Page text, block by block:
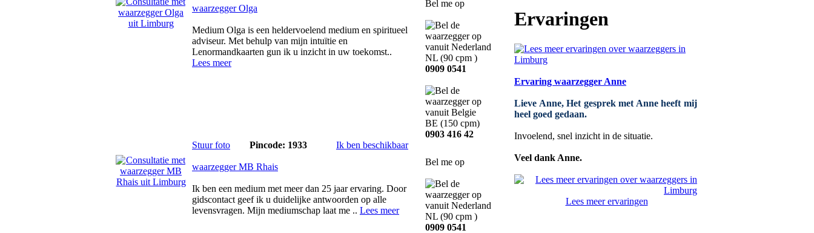
waarzegger Olga
Medium Olga is een heldervoelend medium en spiritueel
adviseur. Met behulp van mijn intuïtie en
Lenormandkaarten gun ik u inzicht in uw toekomst..
Lees meer
Bel me op
NL (90 cpm )
0909 0541
BE (150 cpm)
0903 416 42
Stuur foto
Pincode: 1933 Ik ben beschikbaar
waarzegger MB Rhais
Ik ben een medium met meer dan 25 jaar ervaring. Door
gidscontact geef ik u duidelijke antwoorden op alle
levensvragen. Mijn mediumschap laat me .. Lees meer
Bel me op
NL (90 cpm )
0909 0541
Ervaringen
Ervaring waarzegger Anne
Lieve Anne, Het gesprek met Anne heeft mij
heel goed gedaan.
Invoelend, snel inzicht in de situatie.
Veel dank Anne.
Lees meer ervaringen